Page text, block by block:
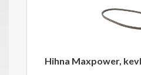
Hihna Maxpower,